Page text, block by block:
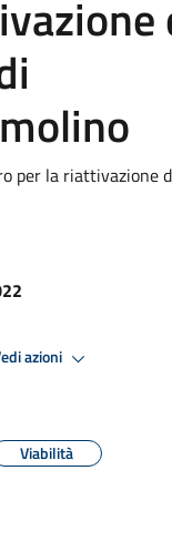
per la riattivazione
azioni
Viabilità